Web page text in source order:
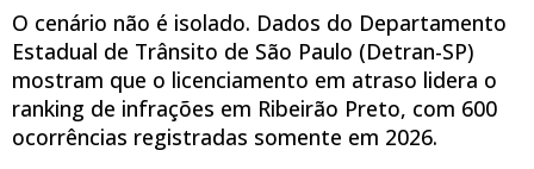
O cenário não é isolado. Dados do Departamento
Estadual de Trânsito de São Paulo (Detran-SP)
mostram que o licenciamento em atraso lidera o
ranking de infrações em Ribeirão Preto, com 600
ocorrências registradas somente em 2026.